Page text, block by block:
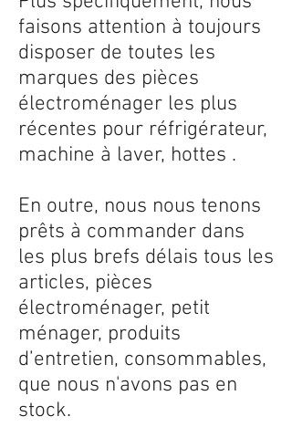
faisons attention à toujours
disposer de toutes les
marques des pièces
électroménager les plus
récentes pour réfrigérateur,
machine à laver, hottes .
En outre, nous nous tenons
prêts à commander dans
les plus brefs délais tous les
articles, pièces
électroménager, petit
ménager, produits
d’entretien, consommables,
que nous n'avons pas en
stock.